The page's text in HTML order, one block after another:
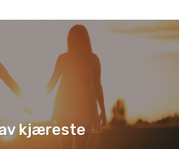
kjæreste